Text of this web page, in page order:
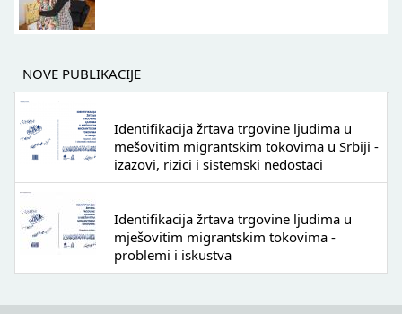
NOVE PUBLIKACIJE
Identifikacija žrtava trgovine ljudima u
mešovitim migrantskim tokovima u Srbiji -
izazovi, rizici i sistemski nedostaci
Identifikacija žrtava trgovine ljudima u
mješovitim migrantskim tokovima -
problemi i iskustva